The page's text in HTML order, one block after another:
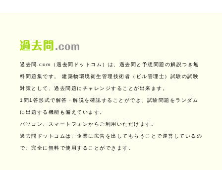
過去問.com（過去問ドットコム）は、過去問と予想問題の解説つき無
料問題集です。 建築物環境衛生管理技術者（ビル管理士）試験の試験
対策として、過去問題にチャレンジすることが出来ます。
1問1答形式で解答・解説を確認することができ、試験問題をランダム
に出題する機能も備えています。
パソコン、スマートフォンからご利用いただけます。
過去問ドットコムは、企業に広告を出してもらうことで運営しているの
で、完全に無料で使用することができます。